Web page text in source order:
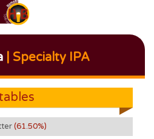
| Specialty IPA
(61.50%)